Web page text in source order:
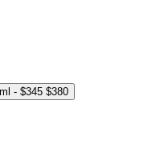
10ml - $345 $380